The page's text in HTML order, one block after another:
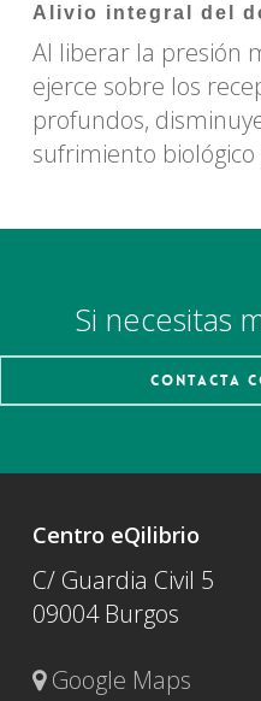
Alivio integral del
Al liberar la presión
ejerce sobre los
profundos,
sufrimiento
Si necesitas
Contacta
Centro eQilibrio
C/ Guardia Civil 5
09004 Burgos
Google Maps